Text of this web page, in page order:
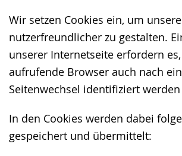
Wir setzen Cookies ein, um
nutzerfreundlicher zu gestalten.
unserer Internetseite erfordern
aufrufende Browser auch nach
Seitenwechsel identifiziert
In den Cookies werden dabei
gespeichert und übermittelt: